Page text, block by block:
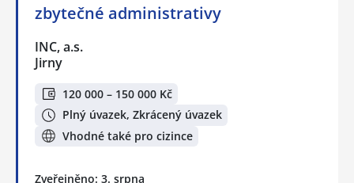
zbytečné administrativy
INC, a.s.
Jirny
120 000 – 150 000 Kč
Plný úvazek, Zkrácený úvazek
Vhodné také pro cizince
Zveřejněno: 3. srpna